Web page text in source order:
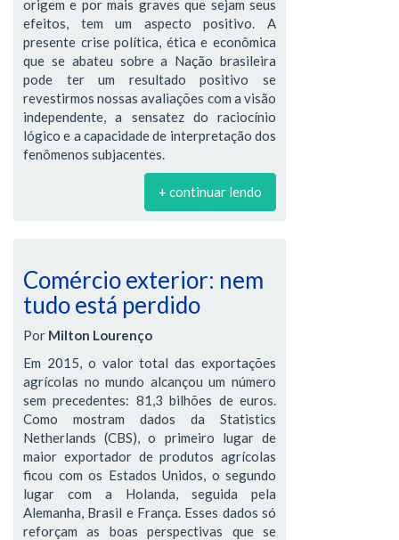
origem e por mais graves que sejam seus
efeitos, tem um aspecto positivo. A
presente crise política, ética e econômica
que se abateu sobre a Nação brasileira
pode ter um resultado positivo se
revestirmos nossas avaliações com a visão
independente, a sensatez do raciocínio
lógico e a capacidade de interpretação dos
fenômenos subjacentes.
+ continuar lendo
Comércio exterior: nem
tudo está perdido
Por Milton Lourenço
Em 2015, o valor total das exportações
agrícolas no mundo alcançou um número
sem precedentes: 81,3 bilhões de euros.
Como mostram dados da Statistics
Netherlands (CBS), o primeiro lugar de
maior exportador de produtos agrícolas
ficou com os Estados Unidos, o segundo
lugar com a Holanda, seguida pela
Alemanha, Brasil e França. Esses dados só
reforçam as boas perspectivas que se